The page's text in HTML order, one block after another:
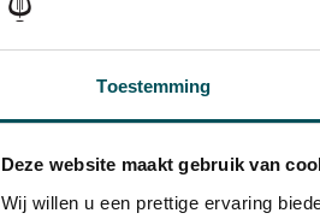
Toestemming
Deze website maakt gebruik van
Wij willen u een prettige ervaring